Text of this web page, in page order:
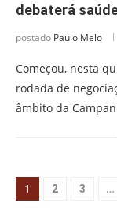
debaterá
postado Paulo Melo
Começou, nesta
rodada de
âmbito da
1 2 3 …